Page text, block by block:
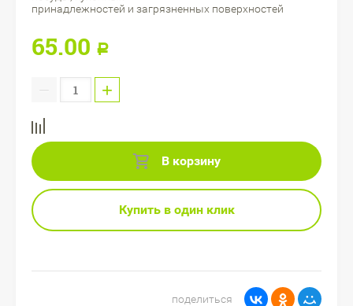
принадлежностей и загрязненных поверхностей
65.00 Р
+
В корзину
Купить в один клик
поделиться